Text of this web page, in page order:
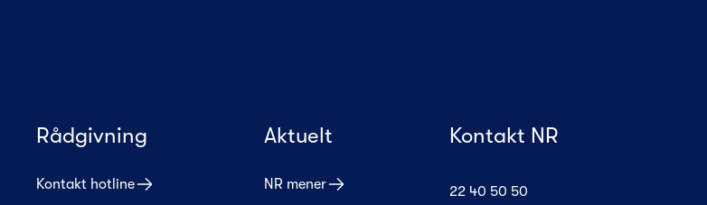
Rådgivning
Kontakt hotline
Aktuelt
NR mener
Kontakt NR
22 40 50 50